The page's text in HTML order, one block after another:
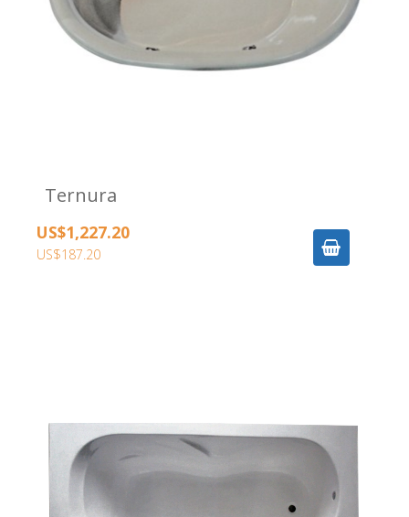
Ternura
US$1,227.20
US$187.20